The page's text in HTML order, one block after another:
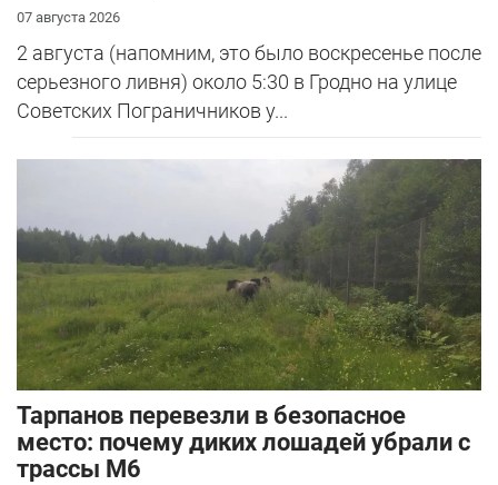
07 августа 2026
2 августа (напомним, это было воскресенье после
серьезного ливня) около 5:30 в Гродно на улице
Советских Пограничников у...
Тарпанов перевезли в безопасное
место: почему диких лошадей убрали с
трассы М6